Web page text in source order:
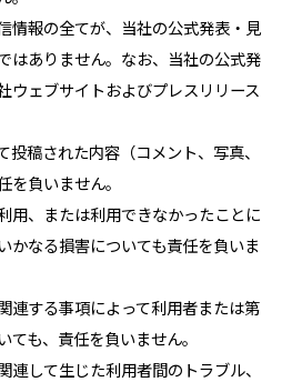
情報の全てが、当社の公式発表・見
はありません。なお、当社の公式発
ウェブサイトおよびプレスリリース
投稿された内容（コメント、写真、
を負いません。
用、または利用できなかったことに
かなる損害についても責任を負いま
連する事項によって利用者または第
も、責任を負いません。
連して生じた利用者間のトラブル、